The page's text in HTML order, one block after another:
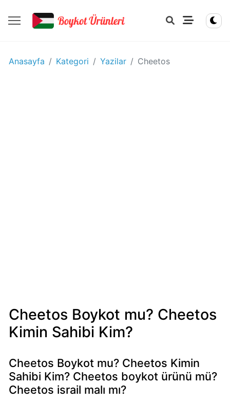
YIYECEK
Kim?
Hut
Boykot
mu?
Pizza
Anasayfa Kategori Yazilar Cheetos
Cheetos Boykot mu? Cheetos
Kimin Sahibi Kim?
Cheetos Boykot mu? Cheetos Kimin
Sahibi Kim? Cheetos boykot ürünü mü?
Cheetos israil malı mı?